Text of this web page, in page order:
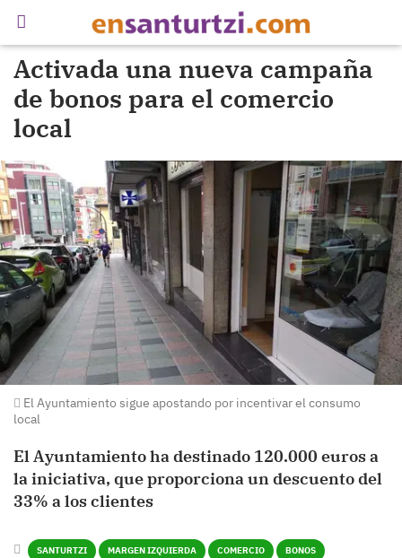
Activada una nueva campaña
de bonos para el comercio
local
El Ayuntamiento sigue apostando por incentivar el consumo
local
El Ayuntamiento ha destinado 120.000 euros a
la iniciativa, que proporciona un descuento del
33% a los clientes
SANTURTZI MARGEN IZQUIERDA COMERCIO BONOS